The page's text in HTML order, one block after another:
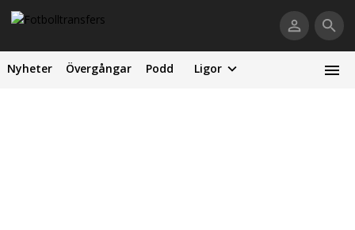
Nyheter Övergångar Podd Ligor